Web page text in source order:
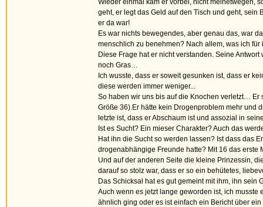
Wieder einmal kam er vorbei, nicht meinetwegen,
geht, er legt das Geld auf den Tisch und geht,
er da war!
Es war nichts bewegendes, aber genau das, war
menschlich zu benehmen? Nach allem, was ich für
Diese Frage hat er nicht verstanden. Seine
noch Gras…
Ich wusste, dass er soweit gesunken ist, dass er
diese werden immer weniger...
So haben wir uns bis auf die Knochen verletzt… Er
Größe 36).Er hätte kein Drogenproblem mehr und
letzte ist, dass er Abschaum ist und assozial in
Ist es Sucht? Ein mieser Charakter? Auch das
Hat ihn die Sucht so werden lassen? Ist dass das
drogenabhängige Freunde hatte? Mit 16 das erste
Und auf der anderen Seite die kleine Prinzessin,
darauf so stolz war, dass er so ein behütetes,
Das Schicksal hat es gut gemeint mit ihm, ihn
Auch wenn es jetzt lange geworden ist, ich
ähnlich ging oder es ist einfach ein Bericht über